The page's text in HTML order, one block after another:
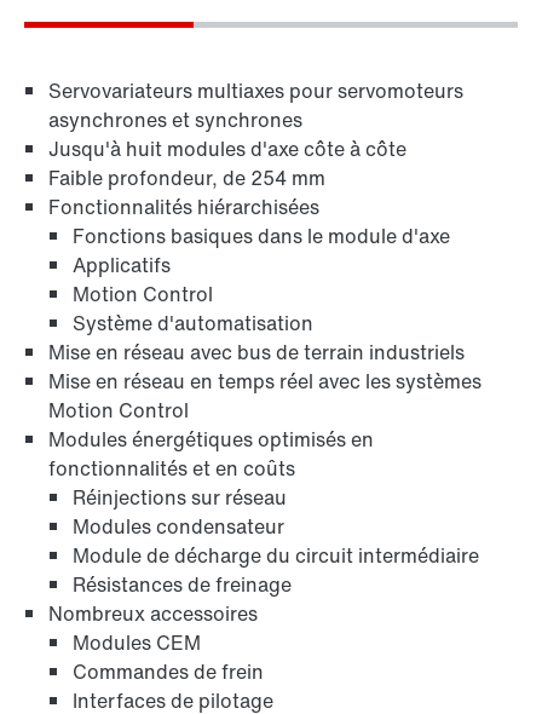
Servovariateurs multiaxes pour servomoteurs
asynchrones et synchrones
Jusqu'à huit modules d'axe côte à côte
Faible profondeur, de 254 mm
Fonctionnalités hiérarchisées
Fonctions basiques dans le module d'axe
Applicatifs
Motion Control
Système d'automatisation
Mise en réseau avec bus de terrain industriels
Mise en réseau en temps réel avec les systèmes
Motion Control
Modules énergétiques optimisés en
fonctionnalités et en coûts
Réinjections sur réseau
Modules condensateur
Module de décharge du circuit intermédiaire
Résistances de freinage
Nombreux accessoires
Modules CEM
Commandes de frein
Interfaces de pilotage